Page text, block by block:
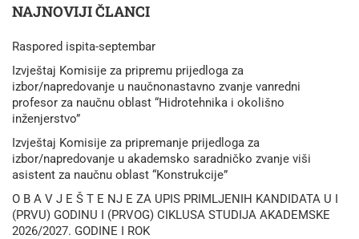
NAJNOVIJI ČLANCI
Raspored ispita-septembar
Izvještaj Komisije za pripremu prijedloga za
izbor/napredovanje u naučnonastavno zvanje vanredni
profesor za naučnu oblast “Hidrotehnika i okolišno
inženjerstvo”
Izvještaj Komisije za pripremanje prijedloga za
izbor/napredovanje u akademsko saradničko zvanje viši
asistent za naučnu oblast “Konstrukcije”
O B A V J E Š T E NJ E ZA UPIS PRIMLJENIH KANDIDATA U I
(PRVU) GODINU I (PRVOG) CIKLUSA STUDIJA AKADEMSKE
2026/2027. GODINE I ROK